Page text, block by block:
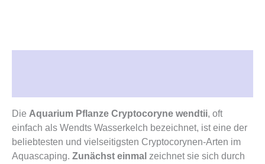
Die Aquarium Pflanze Cryptocoryne wendtii, oft
einfach als Wendts Wasserkelch bezeichnet, ist eine der
beliebtesten und vielseitigsten Cryptocorynen-Arten im
Aquascaping. Zunächst einmal zeichnet sie sich durch